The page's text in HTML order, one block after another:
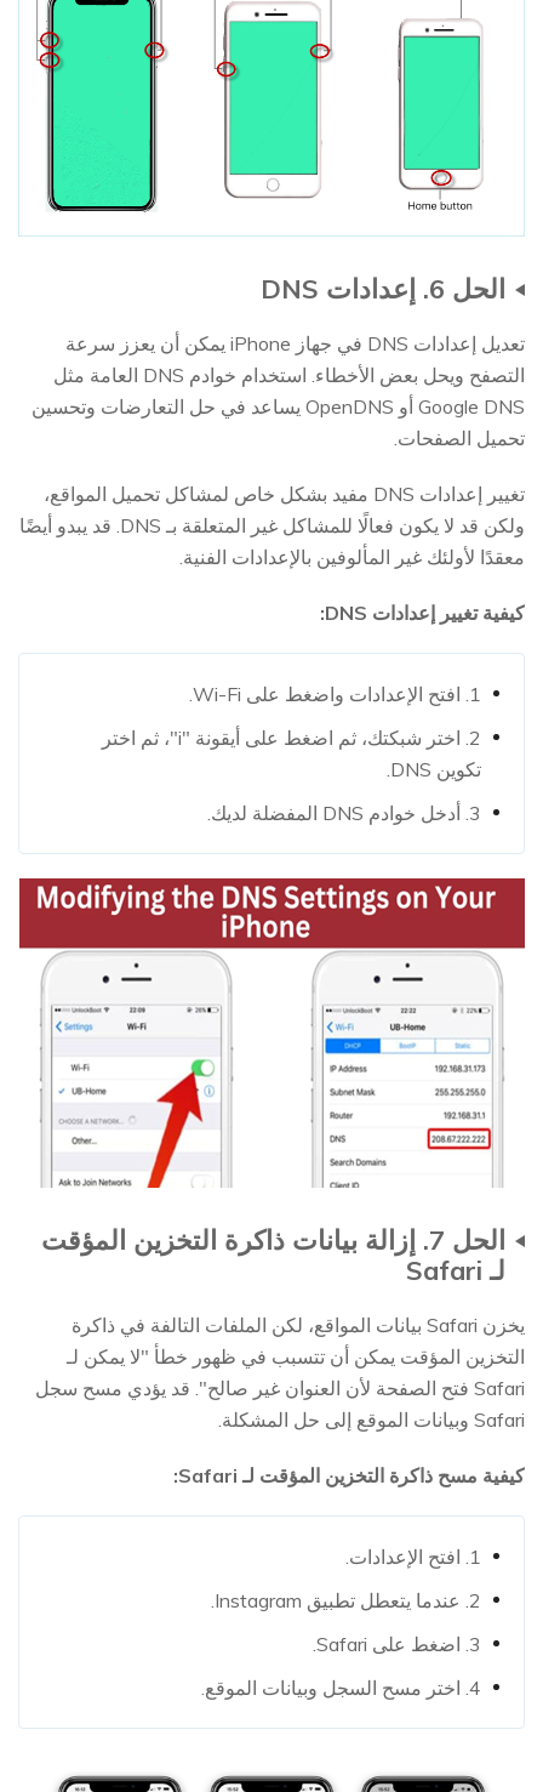
الحل 6. إعدادات DNS
تعديل إعدادات DNS في جهاز iPhone يمكن أن يعزز سرعة
التصفح ويحل بعض الأخطاء. استخدام خوادم DNS العامة مثل
Google DNS أو OpenDNS يساعد في حل التعارضات وتحسين
تحميل الصفحات.
تغيير إعدادات DNS مفيد بشكل خاص لمشاكل تحميل المواقع،
ولكن قد لا يكون فعالًا للمشاكل غير المتعلقة بـ DNS. قد يبدو أيضًا
معقدًا لأولئك غير المألوفين بالإعدادات الفنية.
كيفية تغيير إعدادات DNS:
1. افتح الإعدادات واضغط على Wi-Fi.
2. اختر شبكتك، ثم اضغط على أيقونة "i"، ثم اختر
تكوين DNS.
3. أدخل خوادم DNS المفضلة لديك.
الحل 7. إزالة بيانات ذاكرة التخزين المؤقت
لـ Safari
يخزن Safari بيانات المواقع، لكن الملفات التالفة في ذاكرة
التخزين المؤقت يمكن أن تتسبب في ظهور خطأ "لا يمكن لـ
Safari فتح الصفحة لأن العنوان غير صالح". قد يؤدي مسح سجل
Safari وبيانات الموقع إلى حل المشكلة.
كيفية مسح ذاكرة التخزين المؤقت لـ Safari:
1. افتح الإعدادات.
2. عندما يتعطل تطبيق Instagram.
3. اضغط على Safari.
4. اختر مسح السجل وبيانات الموقع.